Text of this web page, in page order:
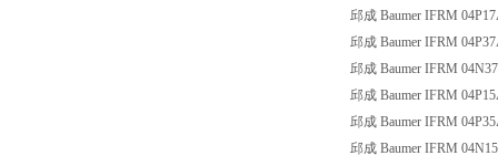
邱成 Baumer IFRM
邱成 Baumer IFRM
邱成 Baumer IFRM
邱成 Baumer IFRM
邱成 Baumer IFRM
邱成 Baumer IFRM